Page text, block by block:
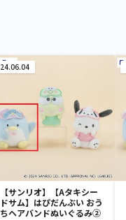
24.06.04
【サンリオ】【Aタキシー
ドサム】はぴだんぶい おう
ちヘアバンドぬいぐるみ②